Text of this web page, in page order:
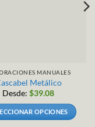
MANUALES
Metálico
Desde: $39.08
OPCIONES